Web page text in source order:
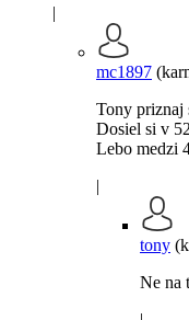
|
mc1897
Tony priznaj
Dosiel si v
Lebo medzi
|
tony
Ne na